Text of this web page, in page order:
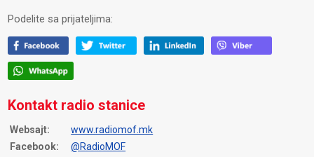
Podelite sa prijateljima:
Kontakt radio stanice
Websajt:
www.radiomof.mk
Facebook:
@RadioMOF